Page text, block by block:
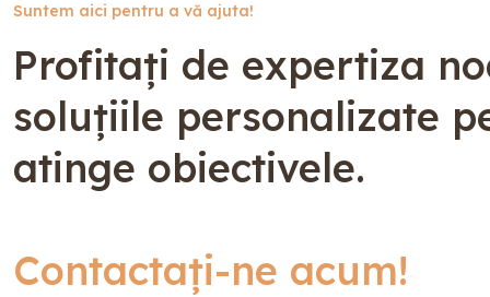
Suntem aici pentru a vă ajuta!
Profitați de expertiza
soluțiile personalizate
atinge obiectivele.
Contactați-ne acum!